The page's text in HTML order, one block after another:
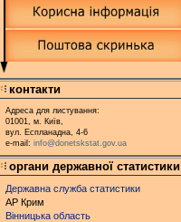
контакти
Адреса для листування:
01001, м. Київ,
вул. Еспланадна, 4-6
e-mail: info@donetskstat.gov.ua
органи державної статистики
Державна служба статистики
АР Крим
Вінницька область